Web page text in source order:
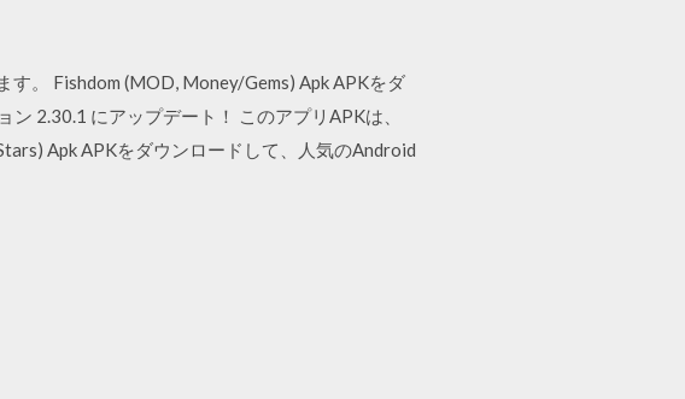
。 Fishdom (MOD, Money/Gems) Apk APKをダ
2.30.1 にアップデート！ このアプリAPKは、
Apk APKをダウンロードして、人気のAndroid